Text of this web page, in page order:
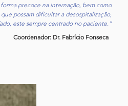
precoce na internação, bem como
possam dificultar a desospitalização,
este sempre centrado no paciente.”
Coordenador: Dr. Fabrício Fonseca